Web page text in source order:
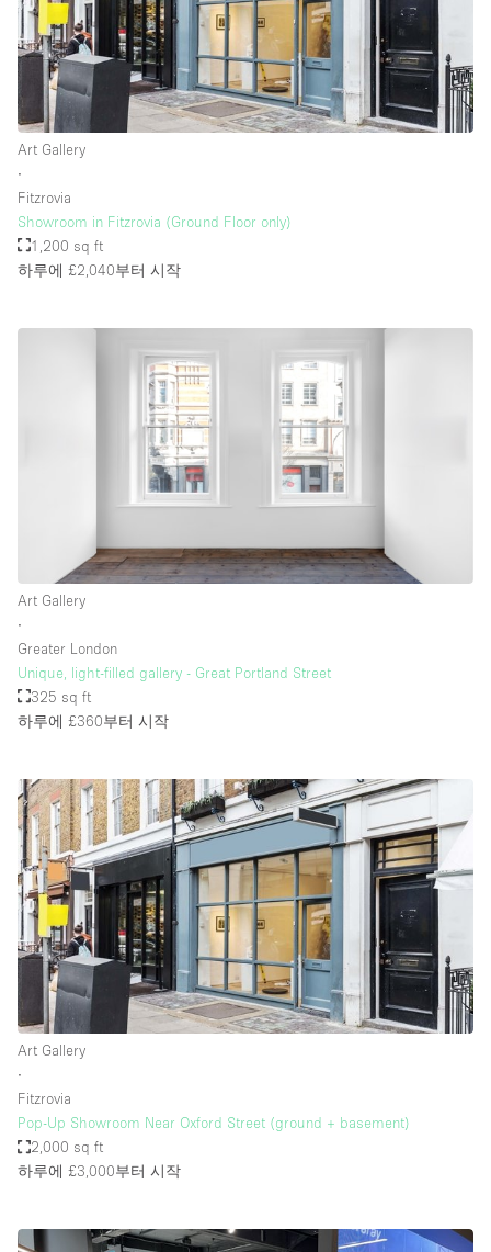
Art Gallery
∙
Fitzrovia
Showroom in Fitzrovia (Ground Floor only)
1,200 sq ft
하루에 £2,040부터 시작
Art Gallery
∙
Greater London
Unique, light-filled gallery - Great Portland Street
325 sq ft
하루에 £360부터 시작
Art Gallery
∙
Fitzrovia
Pop-Up Showroom Near Oxford Street (ground + basement)
2,000 sq ft
하루에 £3,000부터 시작